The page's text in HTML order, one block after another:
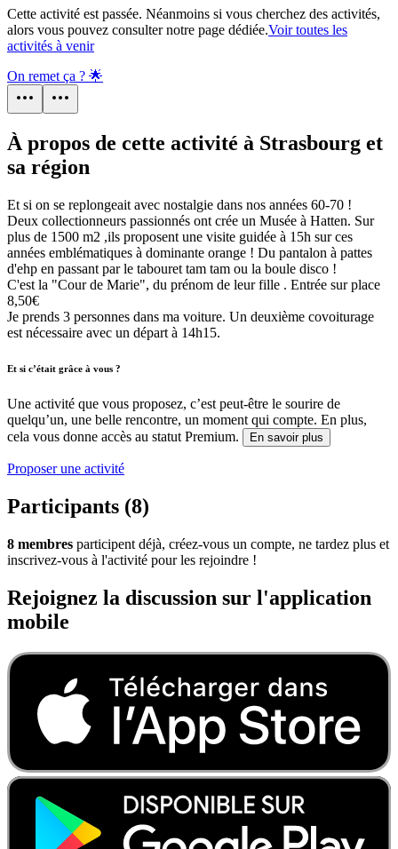
Cette activité est passée. Néanmoins si vous cherchez des activités,
alors vous pouvez consulter notre page dédiée.Voir toutes les
activités à venir
On remet ça ? 🌟
À propos de cette activité à Strasbourg et
sa région
Et si on se replongeait avec nostalgie dans nos années 60-70 !
Deux collectionneurs passionnés ont crée un Musée à Hatten. Sur
plus de 1500 m2 ,ils proposent une visite guidée à 15h sur ces
années emblématiques à dominante orange ! Du pantalon à pattes
d'ehp en passant par le tabouret tam tam ou la boule disco !
C'est la "Cour de Marie", du prénom de leur fille . Entrée sur place
8,50€
Je prends 3 personnes dans ma voiture. Un deuxième covoiturage
est nécessaire avec un départ à 14h15.
Et si c’était grâce à vous ?
Une activité que vous proposez, c’est peut-être le sourire de
quelqu’un, une belle rencontre, un moment qui compte. En plus,
cela vous donne accès au statut Premium.
En savoir plus
Proposer une activité
Participants (8)
8 membres participent déjà, créez-vous un compte, ne tardez plus et
inscrivez-vous à l'activité pour les rejoindre !
Rejoignez la discussion sur l'application
mobile